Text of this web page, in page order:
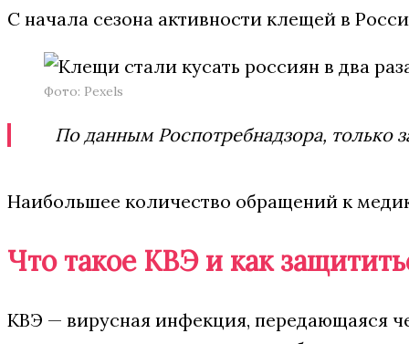
С начала сезона активности клещей в
Фото: Pexels
По данным Роспотребнадзора, только
Наибольшее количество обращений к
Что такое КВЭ и как
КВЭ — вирусная инфекция, передающаяся